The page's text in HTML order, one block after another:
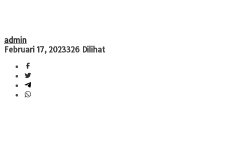
admin
Februari 17, 2023326 Dilihat